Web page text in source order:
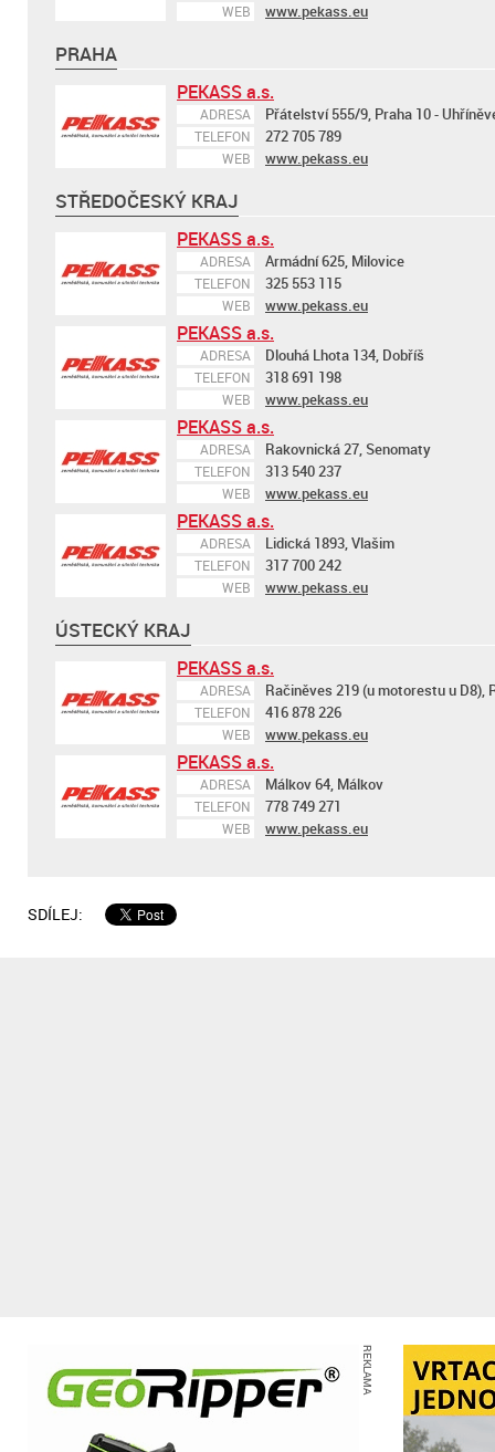
WEB www.pekass.eu
PRAHA
PEKASS a.s.
ADRESA Přátelství 555/9, Praha 10 -
TELEFON 272 705 789
WEB www.pekass.eu
STŘEDOČESKÝ KRAJ
PEKASS a.s.
ADRESA Armádní 625, Milovice
TELEFON 325 553 115
WEB www.pekass.eu
PEKASS a.s.
ADRESA Dlouhá Lhota 134, Dobříš
TELEFON 318 691 198
WEB www.pekass.eu
PEKASS a.s.
ADRESA Rakovnická 27, Senomaty
TELEFON 313 540 237
WEB www.pekass.eu
PEKASS a.s.
ADRESA Lidická 1893, Vlašim
TELEFON 317 700 242
WEB www.pekass.eu
ÚSTECKÝ KRAJ
PEKASS a.s.
ADRESA Račiněves 219 (u motorestu u D8),
TELEFON 416 878 226
WEB www.pekass.eu
PEKASS a.s.
ADRESA Málkov 64, Málkov
TELEFON 778 749 271
WEB www.pekass.eu
SDÍLEJ:
REKLAMA